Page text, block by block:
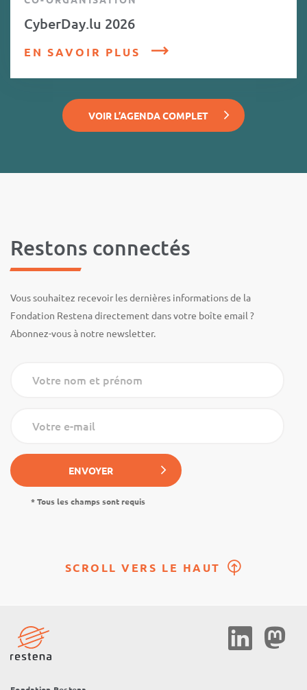
CyberDay.lu 2026
EN SAVOIR PLUS
VOIR L’AGENDA COMPLET
Restons connectés
Vous souhaitez recevoir les dernières informations de la
Fondation Restena directement dans votre boîte email ?
Abonnez-vous à notre newsletter.
Votre nom et prénom
Votre e-mail
ENVOYER
* Tous les champs sont requis
SCROLL VERS LE HAUT
Social
Media